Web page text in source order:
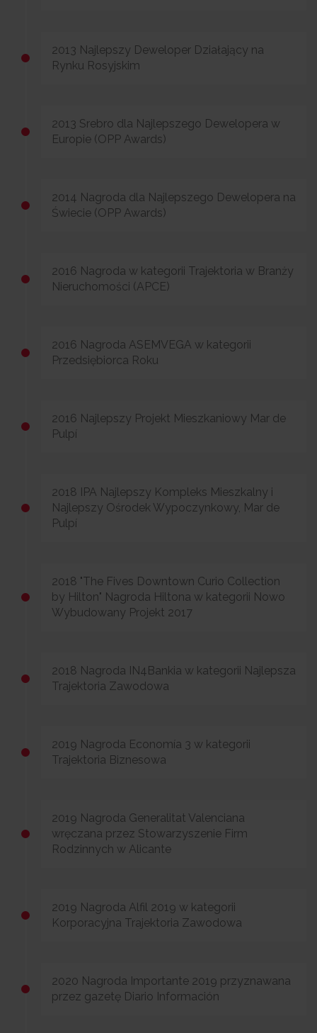
2013 Najlepszy Deweloper Działający na
Rynku Rosyjskim
2013 Srebro dla Najlepszego Dewelopera w
Europie (OPP Awards)
2014 Nagroda dla Najlepszego Dewelopera na
Świecie (OPP Awards)
2016 Nagroda w kategorii Trajektoria w Branży
Nieruchomości (APCE)
2016 Nagroda ASEMVEGA w kategorii
Przedsiębiorca Roku
2016 Najlepszy Projekt Mieszkaniowy Mar de
Pulpí
2018 IPA Najlepszy Kompleks Mieszkalny i
Najlepszy Ośrodek Wypoczynkowy, Mar de
Pulpí
2018 "The Fives Downtown Curio Collection
by Hilton" Nagroda Hiltona w kategorii Nowo
Wybudowany Projekt 2017
2018 Nagroda IN4Bankia w kategorii Najlepsza
Trajektoria Zawodowa
2019 Nagroda Economía 3 w kategorii
Trajektoria Biznesowa
2019 Nagroda Generalitat Valenciana
wręczana przez Stowarzyszenie Firm
Rodzinnych w Alicante
2019 Nagroda Alfil 2019 w kategorii
Korporacyjna Trajektoria Zawodowa
2020 Nagroda Importante 2019 przyznawana
przez gazetę Diario Información